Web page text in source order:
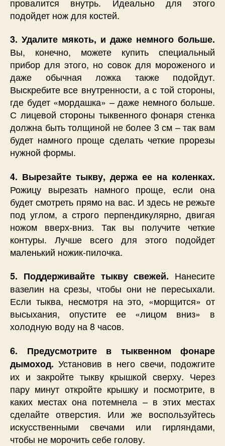
подойдет нож для костей.
3. Удалите мякоть, и даже немного больше.
Вы, конечно, можете купить специальный
прибор для этого, но совок для мороженого и
даже обычная ложка также подойдут.
Выскребите все внутренности, а с той стороны,
где будет «мордашка» – даже немного больше.
С лицевой стороны тыквенного фонаря стенка
должна быть толщиной не более 3 см – так вам
будет намного проще сделать четкие прорезы
нужной формы.
4. Вырезайте тыкву, держа ее на коленках.
Рожицу вырезать намного проще, если она
будет смотреть прямо на вас. И здесь не режьте
под углом, а строго перпендикулярно, двигая
ножом вверх-вниз. Так вы получите четкие
контуры. Лучше всего для этого подойдет
маленький ножик-пилочка.
5. Поддерживайте тыкву свежей. Нанесите
вазелин на срезы, чтобы они не пересыхали.
Если тыква, несмотря на это, «морщится» от
высыхания, опустите ее «лицом вниз» в
холодную воду на 8 часов.
6. Предусмотрите в тыквенном фонаре
дымоход.Установив в него свечи, подожгите
их и закройте тыкву крышкой сверху. Через
пару минут откройте крышку и посмотрите, в
каких местах она потемнела – в этих местах
сделайте отверстия. Или же воспользуйтесь
искусственными свечами или гирляндами,
чтобы не морочить себе голову.